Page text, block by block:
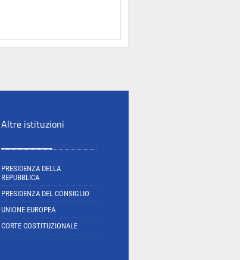
Altre istituzioni
PRESIDENZA DELLA
REPUBBLICA
PRESIDENZA DEL CONSIGLIO
UNIONE EUROPEA
CORTE COSTITUZIONALE